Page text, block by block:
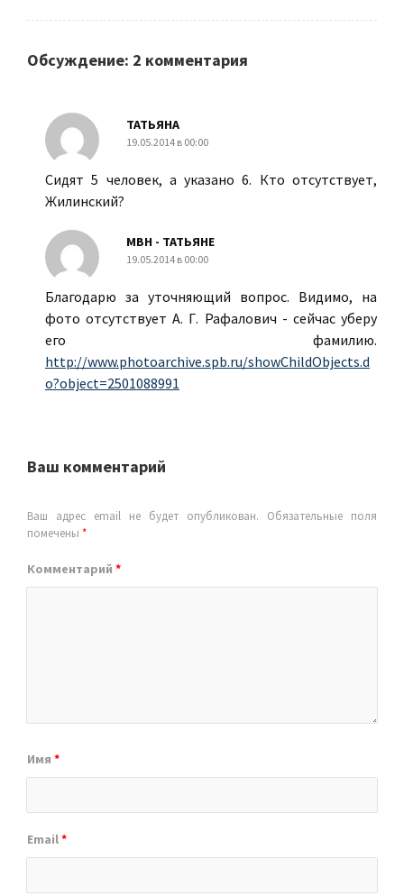
Обсуждение: 2 комментария
ТАТЬЯНА
19.05.2014 в 00:00
Сидят 5 человек, а указано 6. Кто отсутствует,
Жилинский?
МВН - ТАТЬЯНЕ
19.05.2014 в 00:00
Благодарю за уточняющий вопрос. Видимо, на
фото отсутствует А. Г. Рафалович - сейчас уберу
его фамилию.
http://www.photoarchive.spb.ru/showChildObjects.d
o?object=2501088991
Ваш комментарий
Ваш адрес email не будет опубликован.
Обязательные поля
помечены *
Комментарий *
Имя *
Email*